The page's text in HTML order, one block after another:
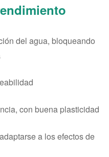
del agua, bloqueando
con buena plasticidad
a los efectos de